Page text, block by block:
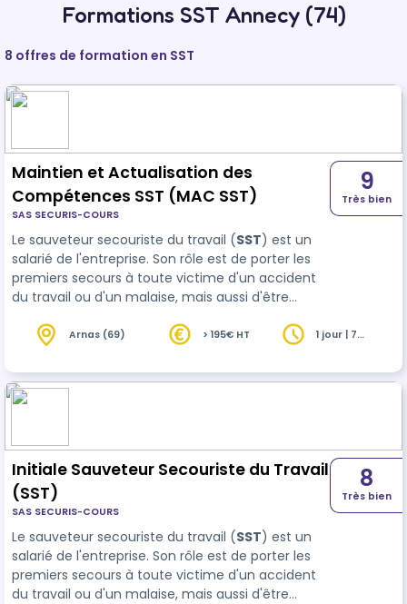
Formations SST Annecy (74)
8 offres de formation en SST
Maintien et Actualisation des
Compétences SST (MAC SST)
SAS SECURIS-COURS
Le sauveteur secouriste du travail (SST) est un
salarié de l'entreprise. Son rôle est de porter les
premiers secours à toute victime d'un accident
du travail ou d'un malaise, mais aussi d'être
9
Très bien
Arnas (69) > 195€ HT
1 jour | 7
Initiale Sauveteur Secouriste du Travail
(SST)
SAS SECURIS-COURS
Le sauveteur secouriste du travail (SST) est un
salarié de l'entreprise. Son rôle est de porter les
premiers secours à toute victime d'un accident
du travail ou d'un malaise, mais aussi d'être
8
Très bien